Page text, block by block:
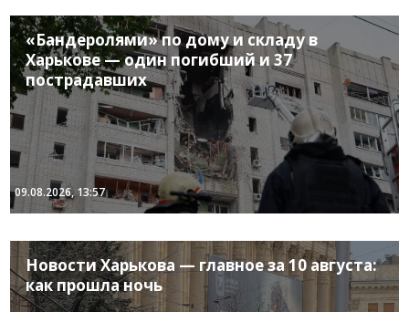
«Бандеролями» по дому и складу в
Харькове — один погибший и 37
пострадавших
09.08.2026, 13:57
Новости Харькова — главное за 10 августа:
как прошла ночь